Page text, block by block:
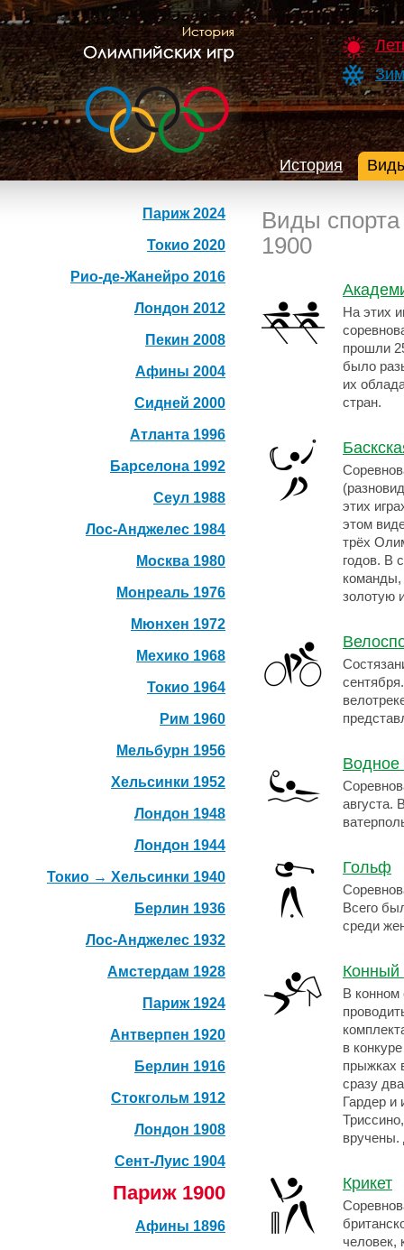
История
Париж 2024
Токио 2020
Рио-де-Жанейро 2016
Лондон 2012
Пекин 2008
Афины 2004
Сидней 2000
Атланта 1996
Барселона 1992
Сеул 1988
Лос-Анджелес 1984
Москва 1980
Монреаль 1976
Мюнхен 1972
Мехико 1968
Токио 1964
Рим 1960
Мельбурн 1956
Хельсинки 1952
Лондон 1948
Лондон 1944
Токио → Хельсинки 1940
Берлин 1936
Лос-Анджелес 1932
Амстердам 1928
Париж 1924
Антверпен 1920
Берлин 1916
Стокгольм 1912
Лондон 1908
Сент-Луис 1904
Париж 1900
Афины 1896
Виды
1900
На этих
прошли
было
их
стран.
этих
этом
трёх
годов. В
команды,
золотую
Водное
августа.
Гольф
Всего
среди
Конный
В конном
в
прыжках
сразу
Гардер
вручены.
Крикет
человек,